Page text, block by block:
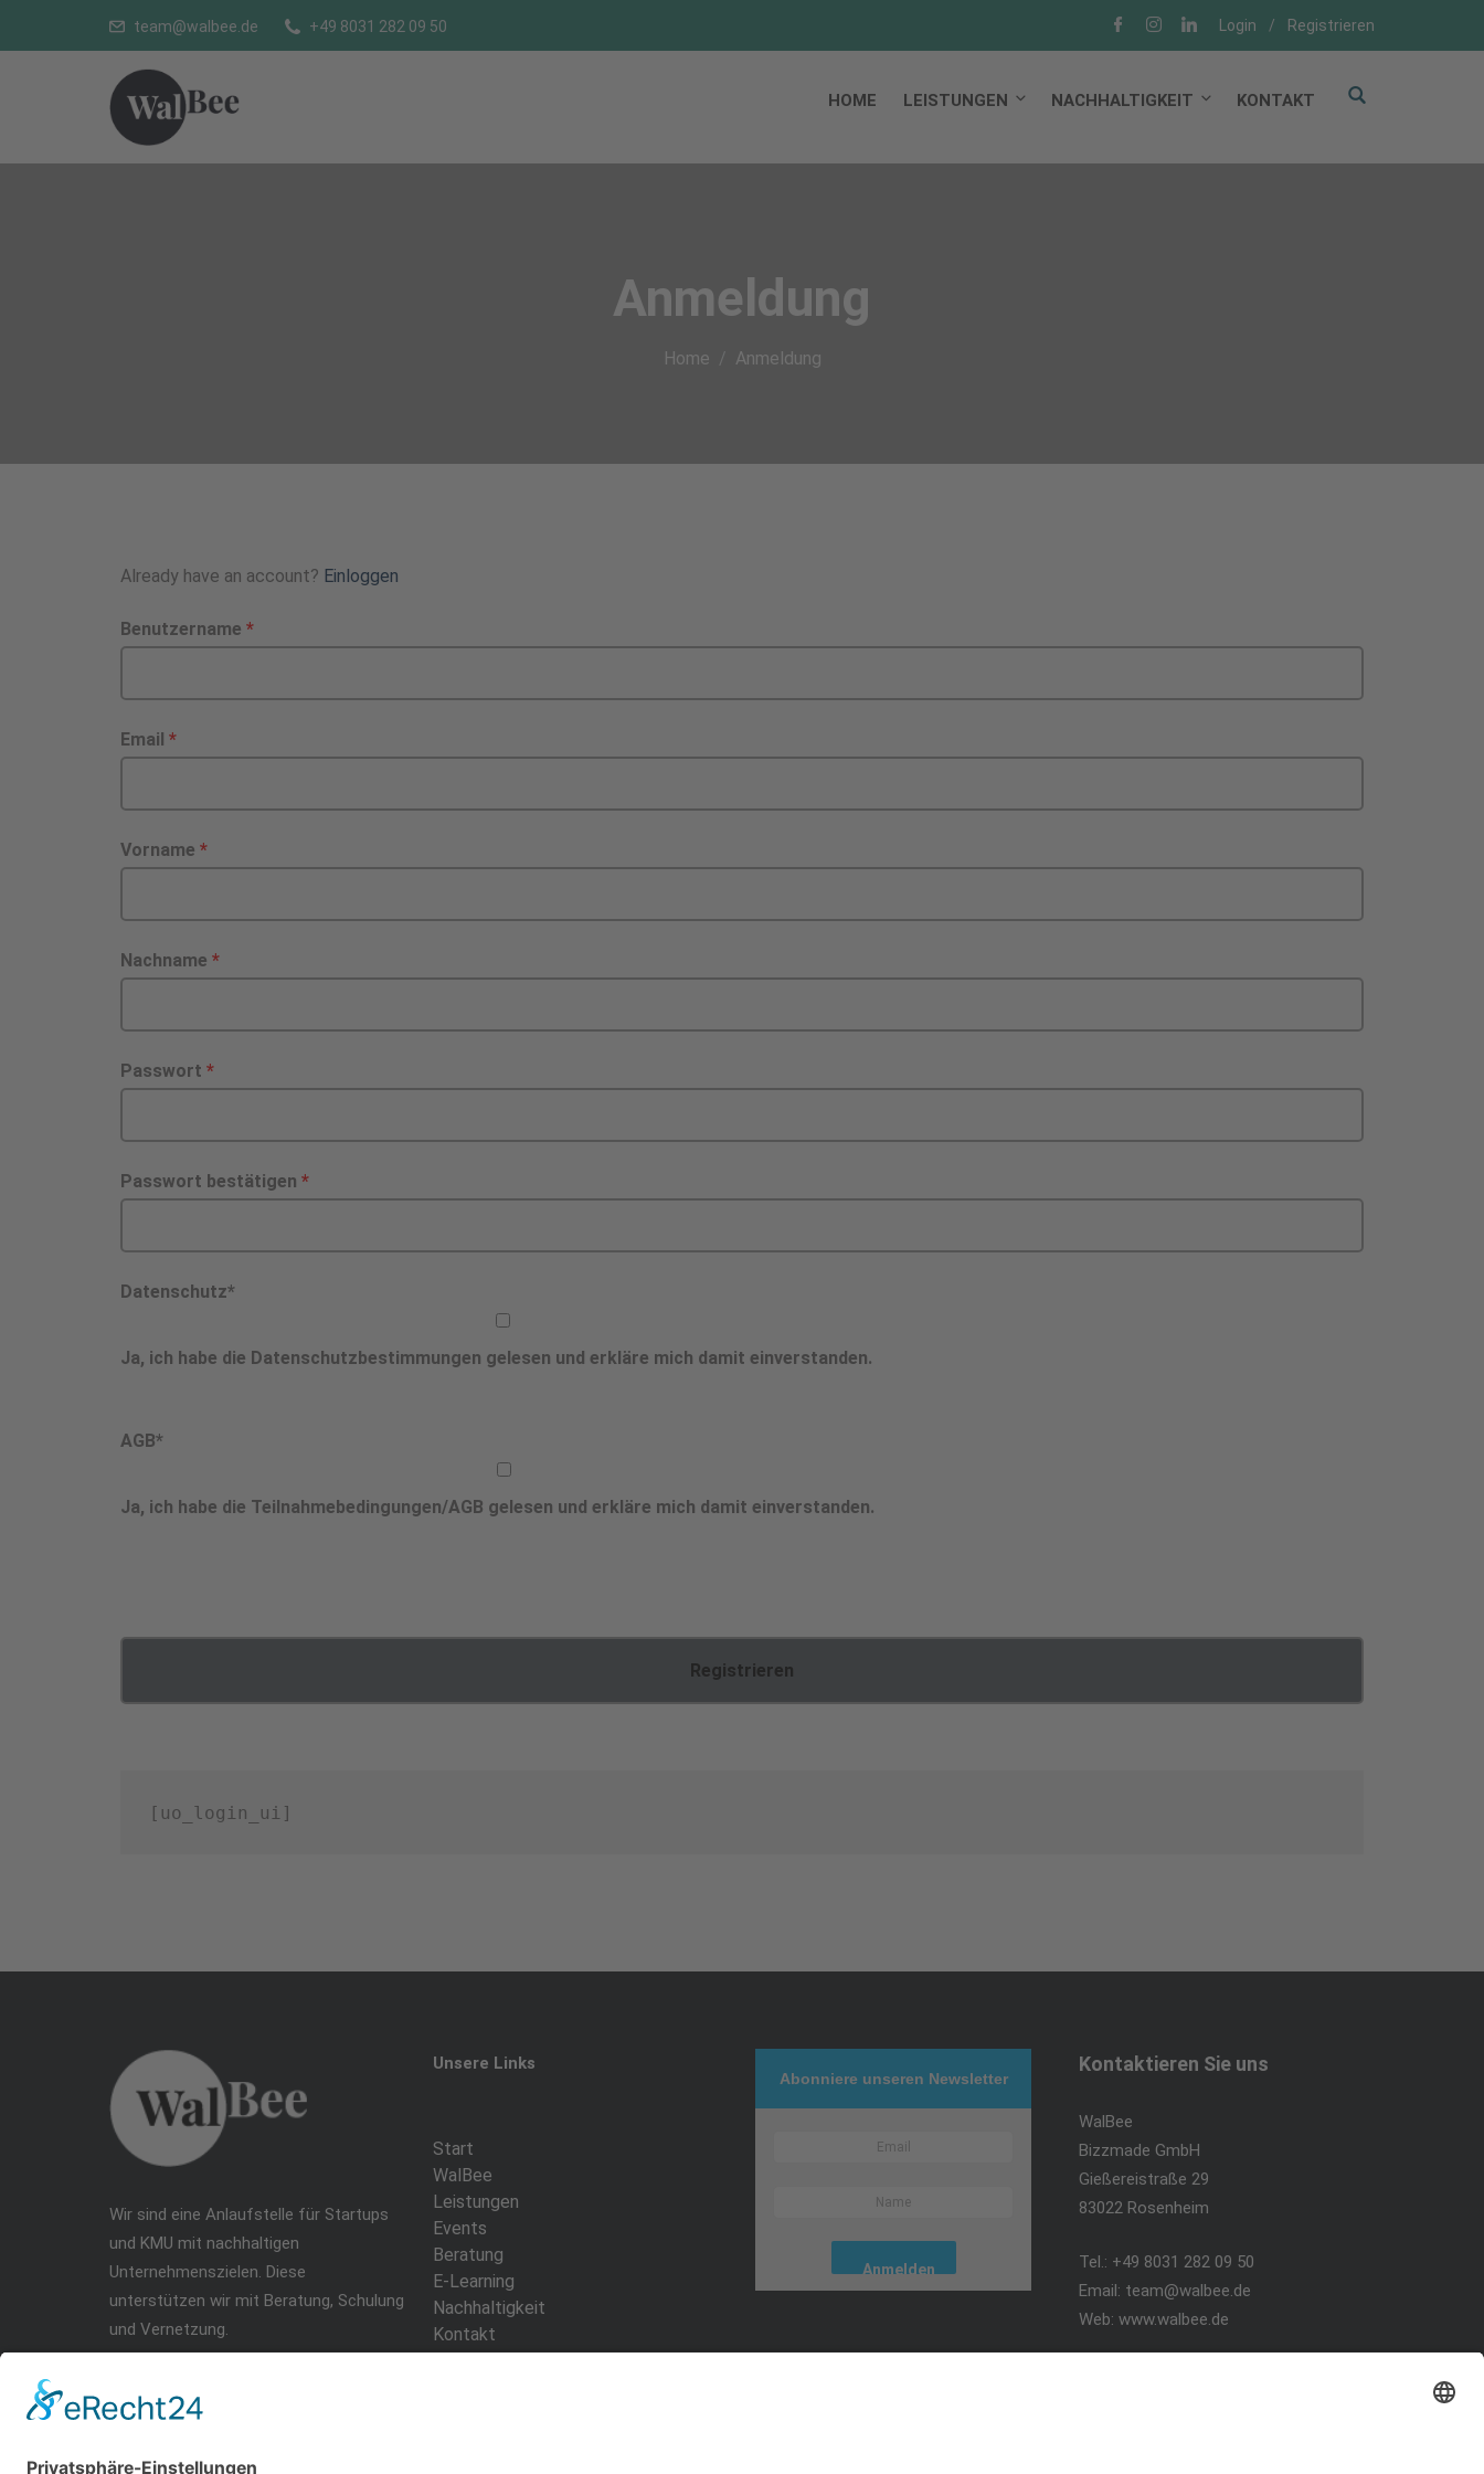
team@walbee.de +49 8031 282 09 50 Login / Registrieren
HOME LEISTUNGEN NACHHALTIGKEIT KONTAKT
Anmeldung
Home Anmeldung
Already have an account? Einloggen
Benutzername *
Email *
Vorname *
Nachname *
Passwort *
Passwort bestätigen *
Datenschutz*
Ja, ich habe die Datenschutzbestimmungen gelesen und erkläre mich damit einverstanden.
AGB*
Ja, ich habe die Teilnahmebedingungen/AGB gelesen und erkläre mich damit einverstanden.
[uo_login_ui]
Wir sind eine Anlaufstelle für Startups
und KMU mit nachhaltigen
Unternehmenszielen. Diese
unterstützen wir mit Beratung, Schulung
und Vernetzung.
Unsere Links
Start
WalBee
Leistungen
Events
Beratung
E-Learning
Nachhaltigkeit
Kontakt
Abonniere unseren Newsletter
Kontaktieren Sie uns
WalBee
Bizzmade GmbH
Gießereistraße 29
83022 Rosenheim
Tel.: +49 8031 282 09 50
Email: team@walbee.de
Web: www.walbee.de